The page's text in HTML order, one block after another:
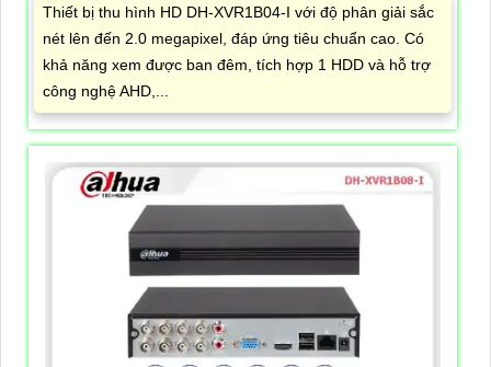
Thiết bị thu hình HD DH-XVR1B04-I với độ phân giải sắc
nét lên đến 2.0 megapixel, đáp ứng tiêu chuẩn cao. Có
khả năng xem được ban đêm, tích hợp 1 HDD và hỗ trợ
công nghệ AHD,...